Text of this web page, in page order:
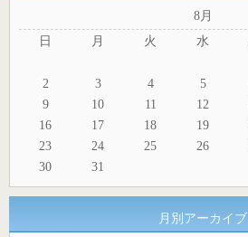
8月
日
月 火 水
2
3 4 5
9
10 11 12
16
17 18 19
23
24 25 26
30
31
月別アーカイブ